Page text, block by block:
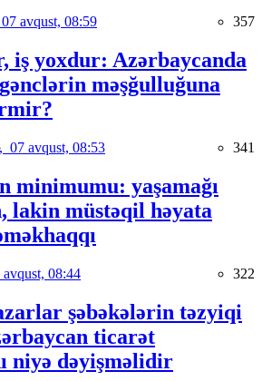
07 avqust, 08:59 357
iş yoxdur: Azərbaycanda
məşğulluğuna
07 avqust, 08:53 341
minimumu: yaşamağı
lakin müstəqil həyata
avqust, 08:44 322
şəbəkələrin təzyiqi
ticarət
niyə dəyişməlidir